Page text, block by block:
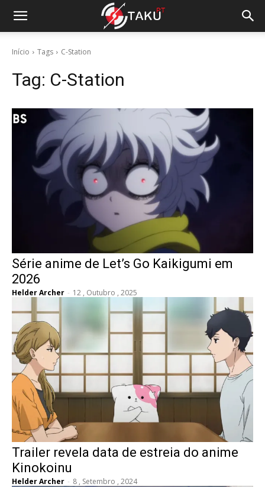
Início Tags C-Station
Tag: C-Station
Série anime de Let’s Go Kaikigumi em
2026
Helder Archer - 12 , Outubro , 2025
Trailer revela data de estreia do anime
Kinokoinu
Helder Archer - 8 , Setembro , 2024